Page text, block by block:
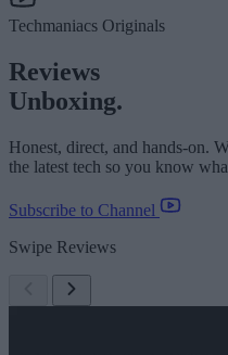
Techmaniacs Originals
Reviews
Unboxing.
Honest, direct, and hands-on.
the latest tech so you know
Subscribe to Channel
Swipe Reviews